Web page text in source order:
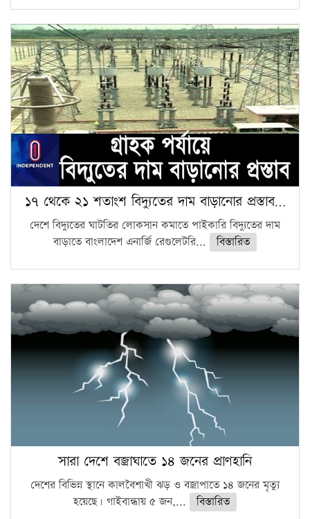
১৭ থেকে ২১ শতাংশ বিদ্যুতের দাম বাড়ানোর প্রস্তাব…
দেশে বিদ্যুতের ঘাটতির লোকসান কমাতে পাইকারি বিদ্যুতের দাম
বাড়াতে বাংলাদেশ এনার্জি রেগুলেটরি...
বিস্তারিত
সারা দেশে বজ্রাঘাতে ১৪ জনের প্রাণহানি
দেশের বিভিন্ন স্থানে কালবৈশাখী ঝড় ও বজ্রাপাতে ১৪ জনের মৃত্যু
হয়েছে। গাইবান্ধায় ৫ জন,...
বিস্তারিত